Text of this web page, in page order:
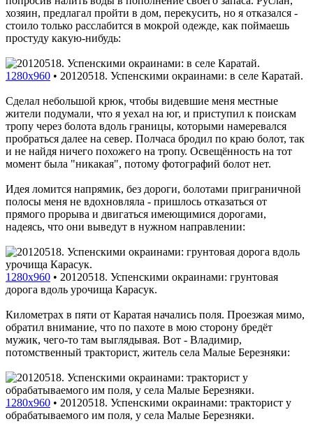
хозяин, предлагал пройти в дом, перекусить, но я отказался -
стоило только расслабится в мокрой одежде, как поймаешь
простуду какую-нибудь:
1280x960 • 20120518. Успенскими окраинами: в селе Каратай.
Сделал небольшой крюк, чтобы видевшие меня местные
жители подумали, что я уехал на юг, и приступил к поискам
тропу через болота вдоль границы, которыми намеревался
пробраться далее на север. Полчаса бродил по краю болот, так
и не найдя ничего похожего на тропу. Освещённость на тот
момент была "никакая", потому фотографий болот нет.
Идея ломится напрямик, без дороги, болотами приграничной
полосы меня не вдохновляла - пришлось отказаться от
прямого прорыва и двигаться имеющимися дорогами,
надеясь, что они выведут в нужном направлении:
1280x960 • 20120518. Успенскими окраинами: грунтовая
дорога вдоль урочища Карасук.
Километрах в пяти от Каратая начались поля. Проезжая мимо,
обратил внимание, что по пахоте в мою сторону бредёт
мужик, чего-то там выглядывая. Вот - Владимир,
потомственный тракторист, житель села Малые Березняки:
1280x960 • 20120518. Успенскими окраинами: тракторист у
обрабатываемого им поля, у села Малые Березняки.